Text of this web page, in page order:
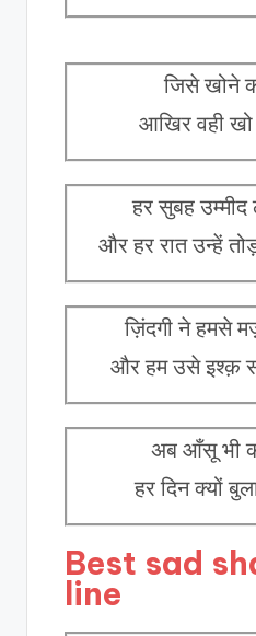
जिसे खोने
आखिर वही
हर सुबह
और हर रात उन्हें
ज़िंदगी ने हमसे
और हम उसे इश्क़
अब आँसू भी
हर दिन क्यों
Best sad
line